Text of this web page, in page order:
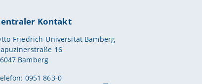
Kontakt
Friedrich-Universität Bamberg
16
Bamberg
0951 863-0